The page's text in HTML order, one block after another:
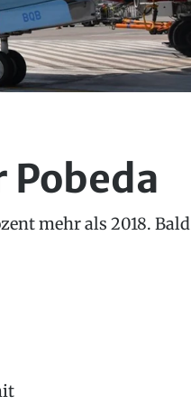
mehr als 2018. Bald